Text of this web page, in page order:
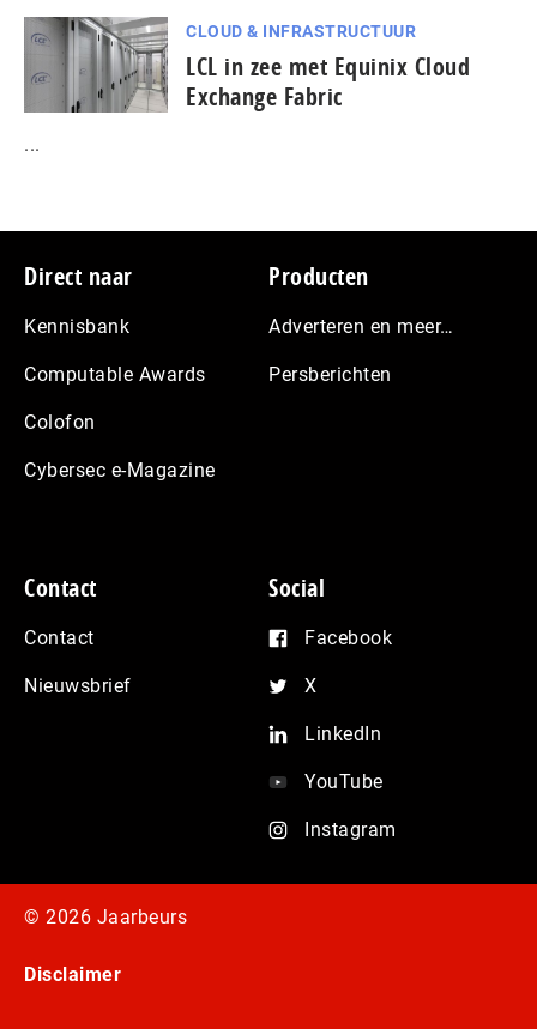
CLOUD & INFRASTRUCTUUR
LCL in zee met Equinix Cloud
Exchange Fabric
...
Footer
Direct naar
Kennisbank
Computable Awards
Colofon
Cybersec e-Magazine
Producten
Adverteren en meer…
Persberichten
Contact
Contact
Nieuwsbrief
Social
Facebook
X
LinkedIn
YouTube
Instagram
© 2026 Jaarbeurs
Disclaimer